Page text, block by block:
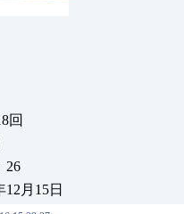
回
26
月15日